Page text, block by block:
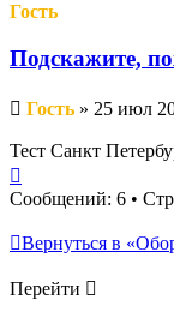
Гость
Подскажите,
Непрочитанное
Гость » 25 июл
Тест Санкт
к
началу
Сообщений: 6 •
Вернуться в
Перейти